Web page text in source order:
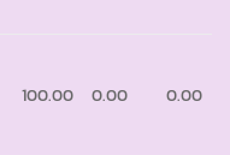
100.00 0.00 0.00